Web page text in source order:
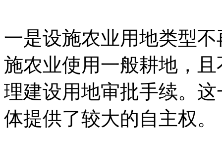
一是设施农业用地类型
施农业使用一般耕地，
理建设用地审批手续。
体提供了较大的自主权。